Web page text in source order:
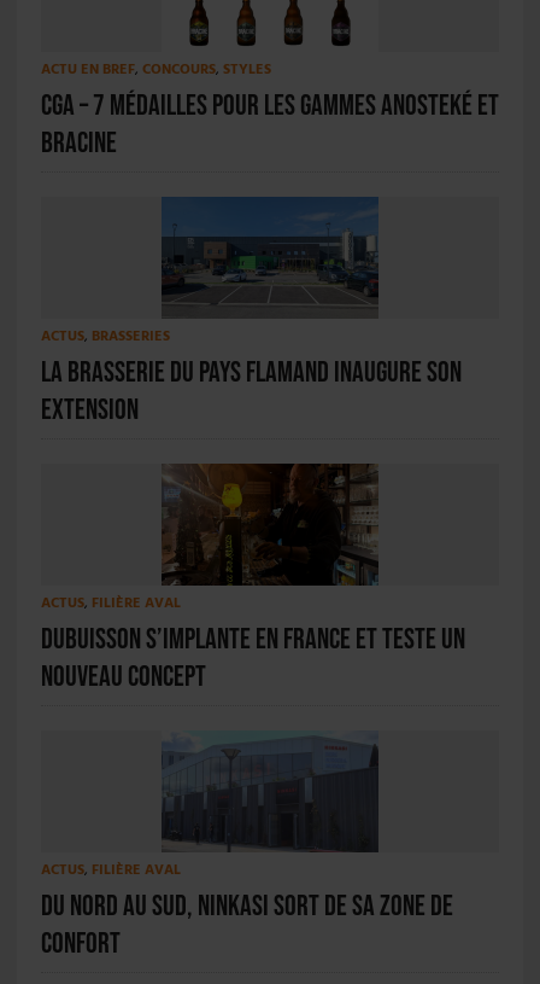
ACTU EN BREF, CONCOURS, STYLES
CGA – 7 médailles pour les gammes Anosteké et
Bracine
ACTUS, BRASSERIES
La Brasserie du Pays Flamand inaugure son
extension
ACTUS, FILIÈRE AVAL
Dubuisson s’implante en France et teste un
nouveau concept
ACTUS, FILIÈRE AVAL
Du Nord au Sud, Ninkasi sort de sa zone de
confort